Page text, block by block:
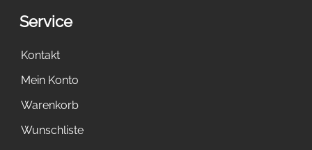
Service
Kontakt
Mein Konto
Warenkorb
Wunschliste